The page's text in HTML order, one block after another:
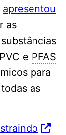
apresentou
as
e PFAS
para
as